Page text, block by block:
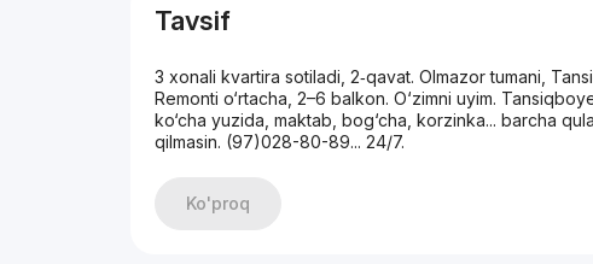
Tavsif
3 xonali kvartira sotiladi, 2‑qavat. Olmazor tumani,
Remonti o‘rtacha, 2–6 balkon. O‘zimni uyim.
ko‘cha yuzida, maktab, bog‘cha, korzinka... barcha
qilmasin. (97)028-80-89... 24/7.
Ko'proq